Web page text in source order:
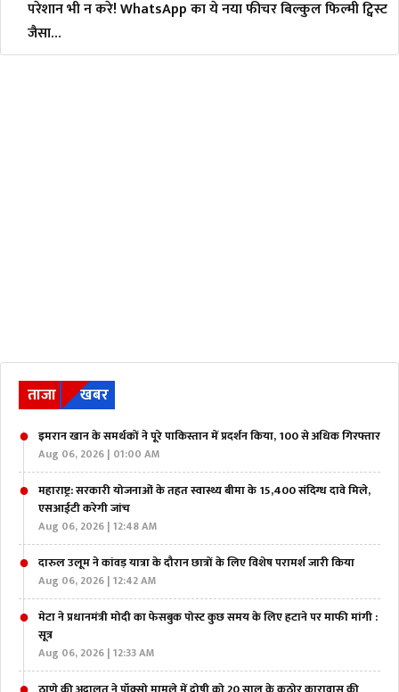
परेशान भी न करे! WhatsApp का ये नया फीचर बिल्कुल फिल्मी ट्विस्ट
जैसा…
ताजा खबर
इमरान खान के समर्थकों ने पूरे पाकिस्तान में प्रदर्शन किया, 100 से अधिक गिरफ्तार
Aug 06, 2026 | 01:00 AM
महाराष्ट्र: सरकारी योजनाओं के तहत स्वास्थ्य बीमा के 15,400 संदिग्ध दावे मिले,
एसआईटी करेगी जांच
Aug 06, 2026 | 12:48 AM
दारुल उलूम ने कांवड़ यात्रा के दौरान छात्रों के लिए विशेष परामर्श जारी किया
Aug 06, 2026 | 12:42 AM
मेटा ने प्रधानमंत्री मोदी का फेसबुक पोस्ट कुछ समय के लिए हटाने पर माफी मांगी :
सूत्र
Aug 06, 2026 | 12:33 AM